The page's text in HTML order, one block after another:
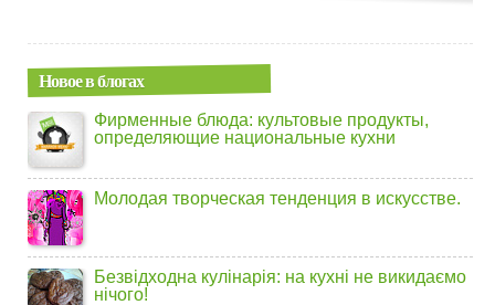
Новое в блогах
Фирменные блюда: культовые продукты,
определяющие национальные кухни
Молодая творческая тенденция в искусстве.
Безвідходна кулінарія: на кухні не викидаємо
нічого!